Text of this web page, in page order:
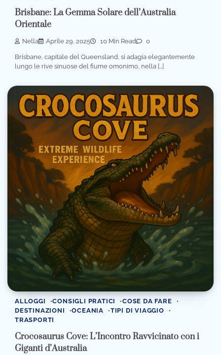
Brisbane: La Gemma Solare dell’Australia
Orientale
Nella Aprile 29, 2025 10 Min Read 0
Brisbane, capitale del Queensland, si adagia elegantemente
lungo le rive sinuose del fiume omonimo, nella […]
ALLOGGI CONSIGLI PRATICI
COSE DA FARE
DESTINAZIONI
OCEANIA
TIPI DI VIAGGIO
TRASPORTI
Crocosaurus Cove: L’Incontro Ravvicinato con i
Giganti d’Australia